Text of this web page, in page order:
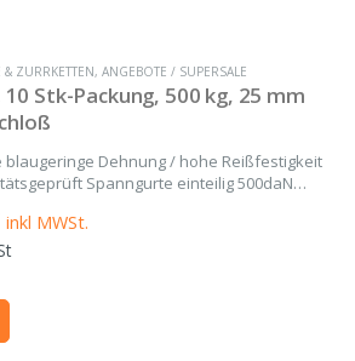
ZURRKETTEN, ANGEBOTE / SUPERSALE
Stk-Packung, 500 kg, 25 mm
blaugeringe Dehnung / hohe Reißfestigkeit
Spanngurte einteilig 500daN
und...
inkl MWSt.